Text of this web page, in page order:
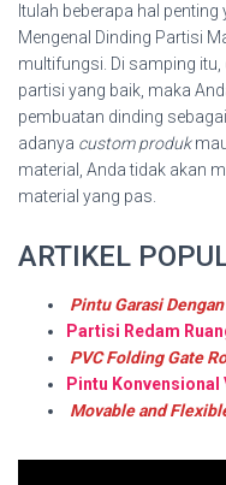
Itulah beberapa hal
Mengenal Dinding Partisi
multifungsi. Di samping
partisi yang baik, maka
pembuatan dinding
adanya custom produk
material, Anda tidak akan
material yang pas.
ARTIKEL
Pintu Garasi
Partisi Redam
PVC Folding Gate
Pintu Konvensional
Movable and